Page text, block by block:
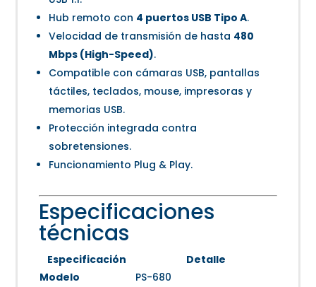
Hub remoto con 4 puertos USB Tipo A.
Velocidad de transmisión de hasta 480
Mbps (High-Speed).
Compatible con cámaras USB, pantallas
táctiles, teclados, mouse, impresoras y
memorias USB.
Protección integrada contra
sobretensiones.
Funcionamiento Plug & Play.
Especificaciones
técnicas
Especificación
Detalle
Modelo
PS-680